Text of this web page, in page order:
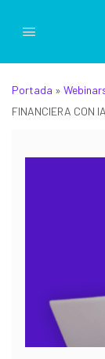
Portada »
FINANCIERA CON